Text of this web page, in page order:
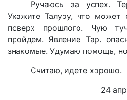
Ручаюсь за успех.
Укажите Талуру, что может
поверх прошлого. Чую
пройдем. Явление Тар.
знакомые. Удумаю помощь,
Считаю, идете хорошо.
24